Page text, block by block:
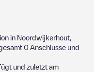
in Noordwijkerhout
0 Anschlüsse und
und zuletzt am